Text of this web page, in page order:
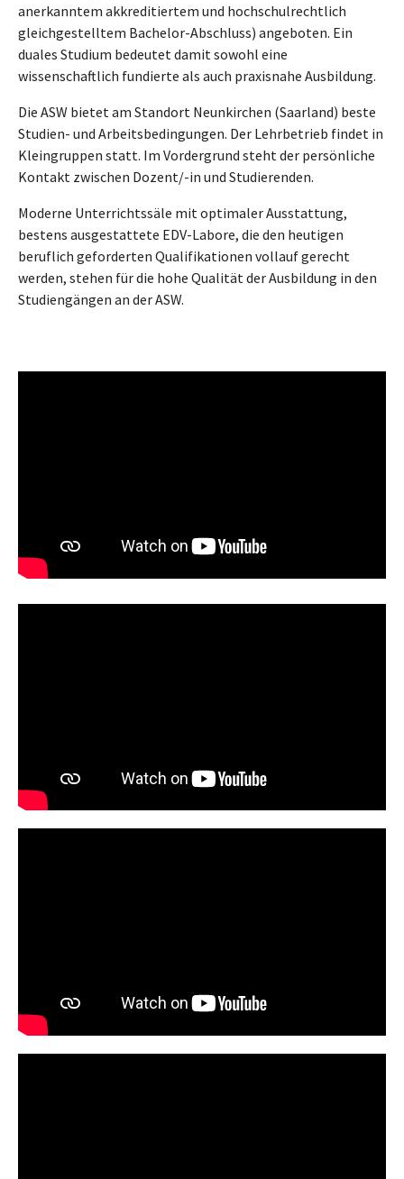
anerkanntem akkreditiertem und hochschulrechtlich
gleichgestelltem Bachelor-Abschluss) angeboten. Ein
duales Studium bedeutet damit sowohl eine
wissenschaftlich fundierte als auch praxisnahe Ausbildung.
Die ASW bietet am Standort Neunkirchen (Saarland) beste
Studien- und Arbeitsbedingungen. Der Lehrbetrieb findet in
Kleingruppen statt. Im Vordergrund steht der persönliche
Kontakt zwischen Dozent/-in und Studierenden.
Moderne Unterrichtssäle mit optimaler Ausstattung,
bestens ausgestattete EDV-Labore, die den heutigen
beruflich geforderten Qualifikationen vollauf gerecht
werden, stehen für die hohe Qualität der Ausbildung in den
Studiengängen an der ASW.